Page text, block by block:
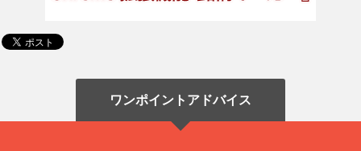
ワンポイントアドバイス